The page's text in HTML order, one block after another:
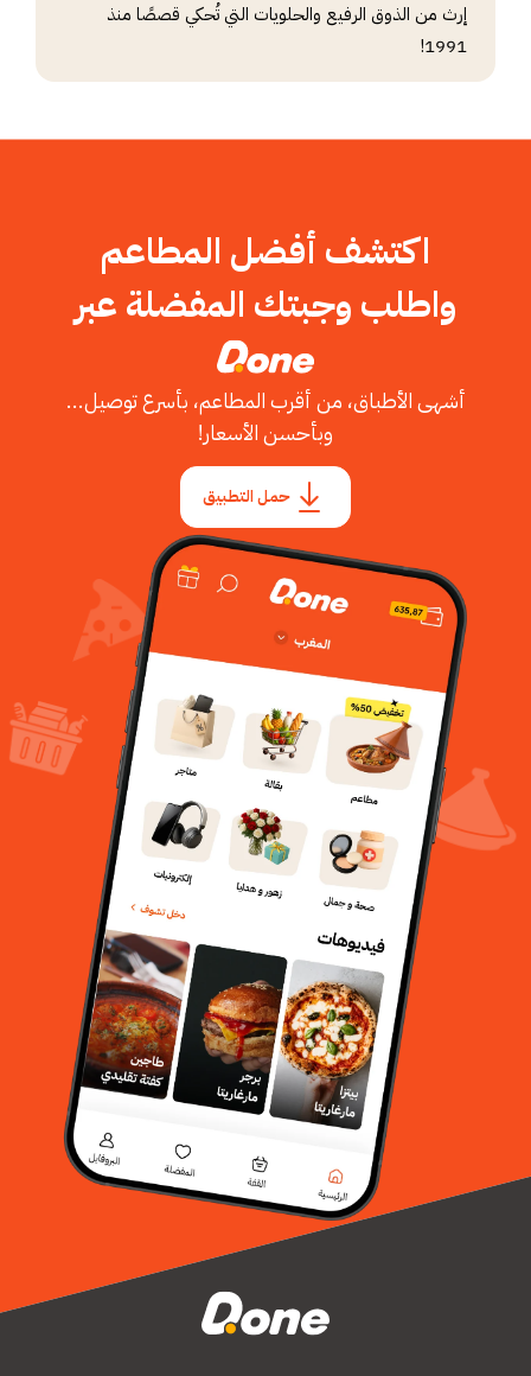
إرث من الذوق الرفيع والحلويات التي تُحكي قصصًا منذ
1991!
اكتشف أفضل المطاعم
واطلب وجبتك المفضلة عبر
أشهى الأطباق، من أقرب المطاعم، بأسرع توصيل...
وبأحسن الأسعار!
حمل التطبيق